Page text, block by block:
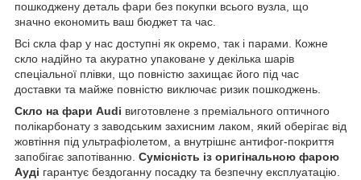
пошкоджену деталь фари без покупки всього вузла, що
значно економить ваш бюджет та час.
Всі скла фар у нас доступні як окремо, так і парами. Кожне
скло надійно та акуратно упаковане у декілька шарів
спеціальної плівки, що повністю захищає його під час
доставки та майже повністю виключає ризик пошкоджень.
Скло на фари Audi виготовлене з преміального оптичного
полікарбонату з заводським захисним лаком, який оберігає від
жовтіння під ультрафіолетом, а внутрішнє антифог-покриття
запобігає запотіванню. Сумісність із оригінальною фарою
Ауді гарантує бездоганну посадку та безпечну експлуатацію.